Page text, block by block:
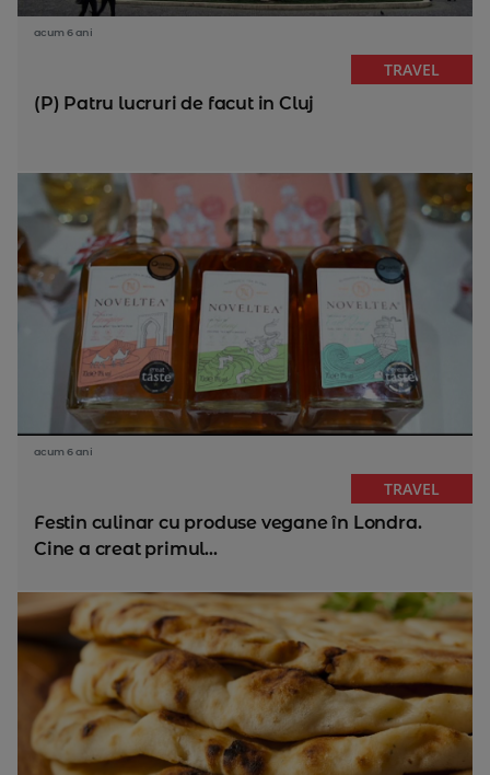
acum 6 ani
TRAVEL
(P) Patru lucruri de facut in Cluj
acum 6 ani
TRAVEL
Festin culinar cu produse vegane în Londra.
Cine a creat primul...